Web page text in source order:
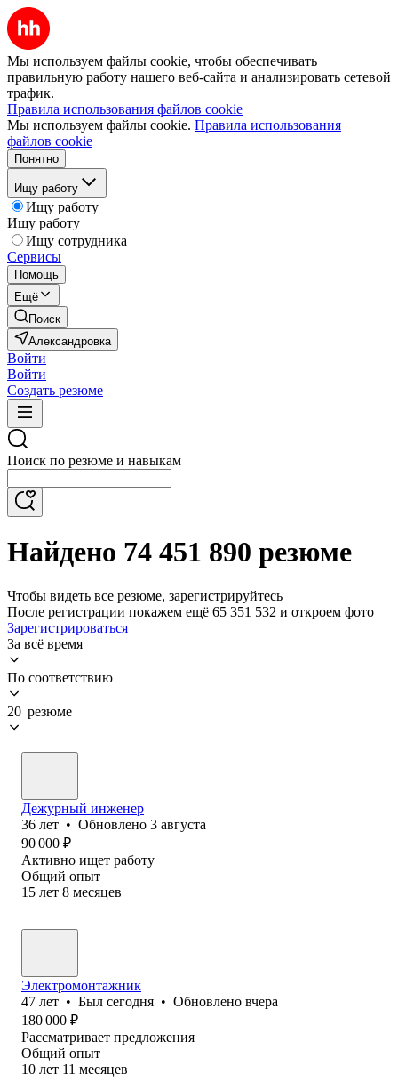
Мы используем файлы cookie, чтобы обеспечивать
правильную работу нашего веб-сайта и анализировать сетевой
трафик.
Правила использования файлов cookie
Мы используем файлы cookie. Правила использования
файлов cookie
Понятно
Ищу работу
Ищу работу
Ищу работу
Ищу сотрудника
Сервисы
Помощь
Ещё
Поиск
Александровка
Войти
Войти
Создать резюме
Поиск по резюме и навыкам
Найдено 74 451 890 резюме
Чтобы видеть все резюме, зарегистрируйтесь
После регистрации покажем ещё 65 351 532 и откроем фото
Зарегистрироваться
За всё время
По соответствию
20 резюме
Дежурный инженер
36 лет • Обновлено 3 августа
90 000 ₽
Активно ищет работу
Общий опыт
15 лет 8 месяцев
Электромонтажник
47 лет • Был сегодня • Обновлено вчера
180 000 ₽
Рассматривает предложения
Общий опыт
10 лет 11 месяцев